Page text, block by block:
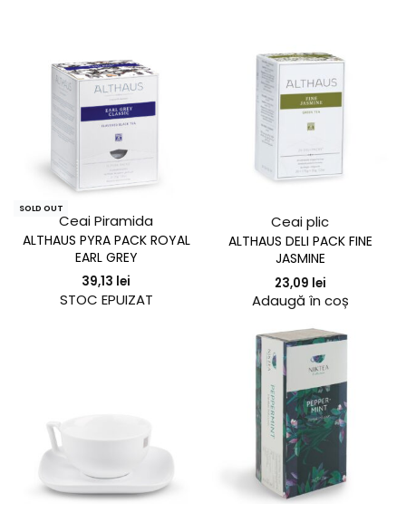
SOLD OUT
Ceai Piramida
ALTHAUS PYRA PACK ROYAL
EARL GREY
39,13 lei
STOC EPUIZAT
Ceai plic
ALTHAUS DELI PACK FINE
JASMINE
23,09 lei
Adaugă în coș